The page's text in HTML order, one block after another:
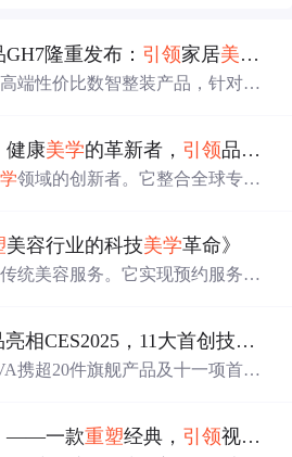
隆重发布： 引领家居美学
端性价比数智整装产品，针对改
求。
健康美学的革新者， 引领品质生活新篇章》
领域的创新者。它整合全球专家
作拓展服务边界，引领行业向专
展。
美容行业的科技美学革命》
统美容服务。它实现预约服务自
备。这些举措提升行业效率与服
MOVA携全系新品亮相CES2025，11大首创技术
携超20件旗舰产品及十一项首创
国家和地区，未来将强化全球化
——一款重塑经典， 引领视觉与玩法革新的游戏力作